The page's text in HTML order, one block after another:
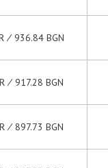
∕ 936.84 BGN
∕ 917.28 BGN
∕ 897.73 BGN